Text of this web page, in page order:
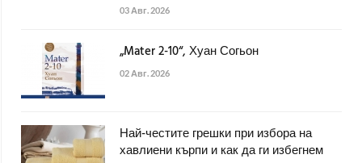
03 Авг. 2026
„Mater 2-10“, Хуан Согьон
02 Авг. 2026
Най-честите грешки при избора на
хавлиени кърпи и как да ги избегнем